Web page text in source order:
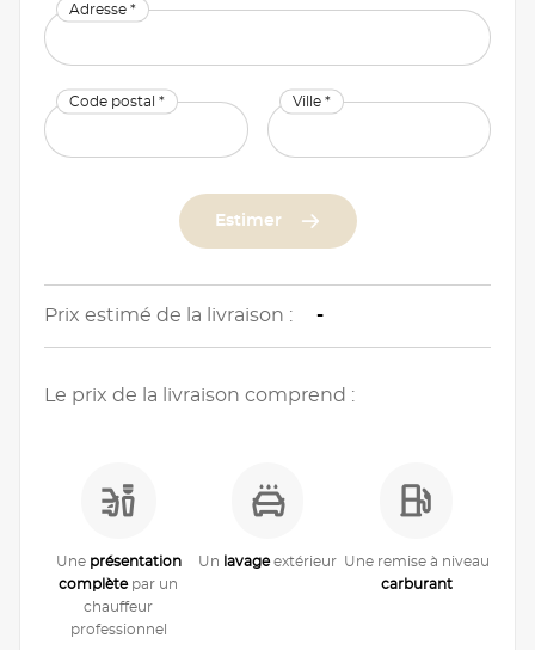
Adresse *
Code postal * Ville *
Estimer
Prix estimé de la livraison : -
Le prix de la livraison comprend :
Une présentation
complètepar un
chauffeur
professionnel
Un lavageextérieur Une remise à niveau
carburant